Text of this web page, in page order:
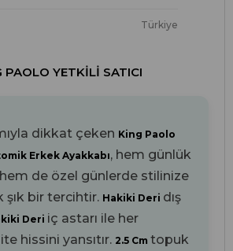
Türkiye
PAOLO YETKILI SATICI
dikkat çeken King Paolo
Erkek Ayakkabı, hem günlük
de özel günlerde stilinize
şık bir tercihtir. Hakiki Deri dış
Deri iç astarı ile her
hissini yansıtır. 2.5 Cm topuk